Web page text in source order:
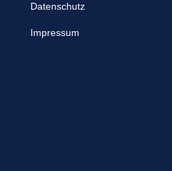
Datenschutz
Impressum